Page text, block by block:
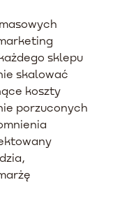
sklepu
skalować
koszty
porzuconych